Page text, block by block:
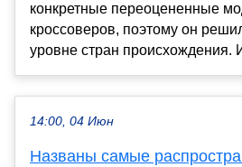
конкретные переоцененные
кроссоверов, поэтому он
уровне стран происхождения.
14:00, 04 Июн
Названы самые